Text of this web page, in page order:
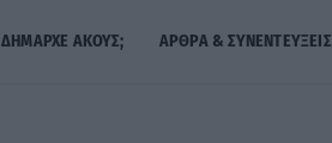
ΔΗΜΑΡΧE ΑΚΟΥΣ; ΑΡΘΡΑ & ΣΥΝΕΝΤΕΥΞΕΙΣ